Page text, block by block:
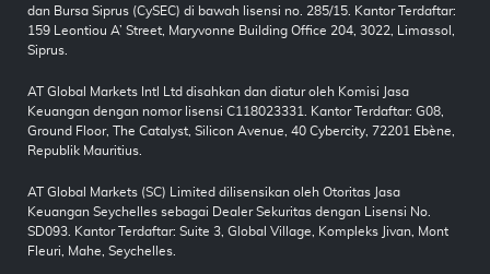
dan Bursa Siprus (CySEC) di bawah lisensi no. 285/15. Kantor Terdaftar:
159 Leontiou A’ Street, Maryvonne Building Office 204, 3022, Limassol,
Siprus.
AT Global Markets Intl Ltd disahkan dan diatur oleh Komisi Jasa
Keuangan dengan nomor lisensi C118023331. Kantor Terdaftar: G08,
Ground Floor, The Catalyst, Silicon Avenue, 40 Cybercity, 72201 Ebène,
Republik Mauritius.
AT Global Markets (SC) Limited dilisensikan oleh Otoritas Jasa
Keuangan Seychelles sebagai Dealer Sekuritas dengan Lisensi No.
SD093. Kantor Terdaftar: Suite 3, Global Village, Kompleks Jivan, Mont
Fleuri, Mahe, Seychelles.